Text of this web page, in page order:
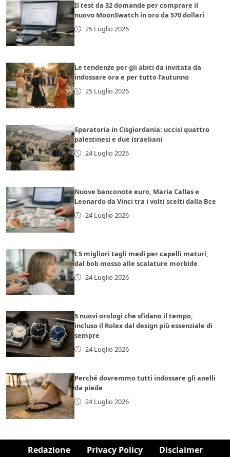
Il test da 32 domande per comprare il
nuovo MoonSwatch in oro da 570 dollari
25 Luglio 2026
Le tendenze per gli abiti da invitata da
indossare ora e per tutto l’autunno
25 Luglio 2026
Sparatoria in Cisgiordania: uccisi quattro
palestinesi e due israeliani
24 Luglio 2026
Nuove banconote euro, Maria Callas e
Leonardo da Vinci tra i volti scelti dalla Bce
24 Luglio 2026
I 5 migliori tagli medi per capelli maturi,
dal bob mosso alle scalature morbide
24 Luglio 2026
5 nuovi orologi che sfidano il tempo,
incluso il Rolex dal design più essenziale di
sempre
24 Luglio 2026
Perché dovremmo tutti indossare gli anelli
da piede
24 Luglio 2026
Redazione Privacy Policy Disclaimer